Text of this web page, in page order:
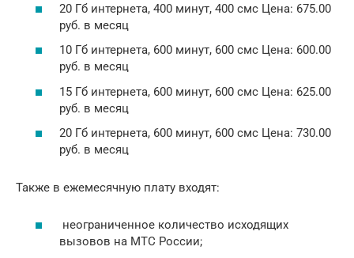
20 Гб интернета, 400 минут, 400 смс Цена: 675.00
руб. в месяц
10 Гб интернета, 600 минут, 600 смс Цена: 600.00
руб. в месяц
15 Гб интернета, 600 минут, 600 смс Цена: 625.00
руб. в месяц
20 Гб интернета, 600 минут, 600 смс Цена: 730.00
руб. в месяц
Также в ежемесячную плату входят:
неограниченное количество исходящих
вызовов на МТС России;